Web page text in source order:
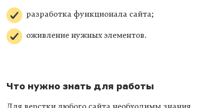
разработка функционала сайта;
оживление нужных элементов.
Что нужно знать для работы